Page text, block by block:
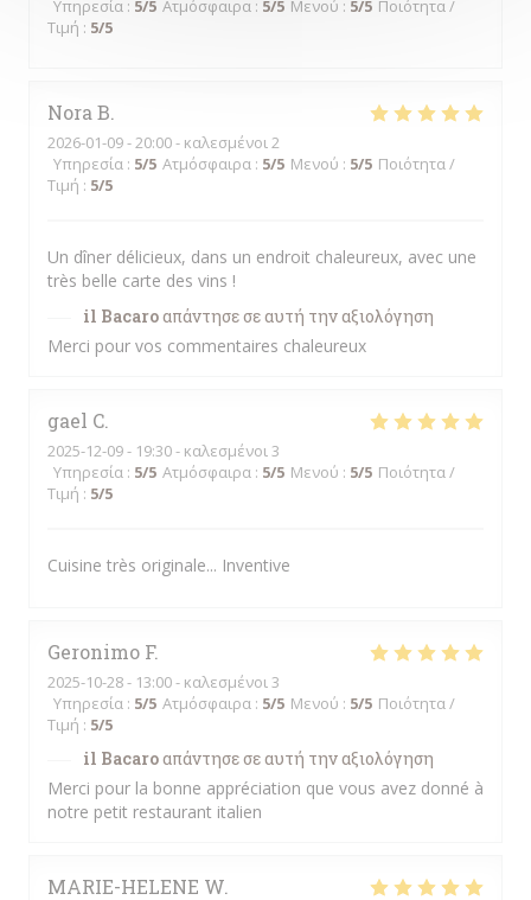
Υπηρεσία : 5/5 Ατμόσφαιρα : 5/5 Μενού : 5/5 Ποιότητα /
Τιμή : 5/5
Nora B
2026-01-09- 20:00 - καλεσμένοι 2
Υπηρεσία : 5/5 Ατμόσφαιρα : 5/5 Μενού : 5/5 Ποιότητα /
Τιμή : 5/5
Un dîner délicieux, dans un endroit chaleureux, avec une
très belle carte des vins !
il Bacaroαπάντησε σε αυτή την αξιολόγηση
Merci pour vos commentaires chaleureux
gael C
2025-12-09- 19:30 - καλεσμένοι 3
Υπηρεσία : 5/5 Ατμόσφαιρα : 5/5 Μενού : 5/5 Ποιότητα /
Τιμή : 5/5
Cuisine très originale... Inventive
Geronimo F
2025-10-28- 13:00 - καλεσμένοι 3
Υπηρεσία : 5/5 Ατμόσφαιρα : 5/5 Μενού : 5/5 Ποιότητα /
Τιμή : 5/5
il Bacaroαπάντησε σε αυτή την αξιολόγηση
Merci pour la bonne appréciation que vous avez donné à
notre petit restaurant italien
MARIE-HELENE W